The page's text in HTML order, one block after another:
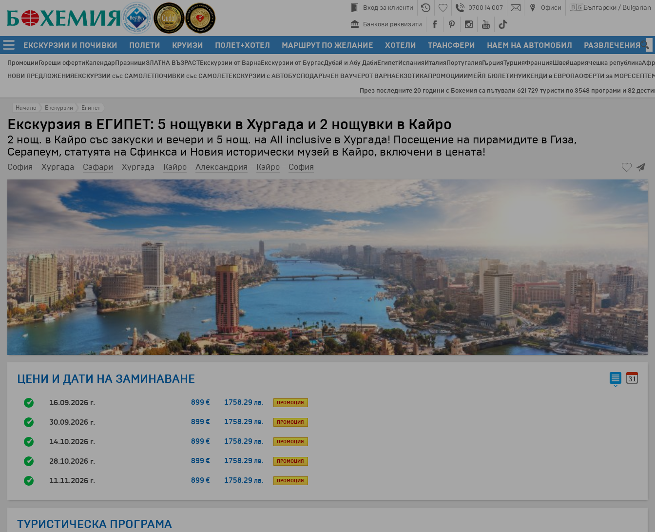
Вход за клиенти 0700 14 007 Офиси 🇧🇬Български / Bulgarian
Банкови реквизити
ЕКСКУРЗИИ И ПОЧИВКИ ПОЛЕТИ КРУИЗИ ПОЛЕТ+ХОТЕЛ МАРШРУТ ПО ЖЕЛАНИЕ ХОТЕЛИ ТРАНСФЕРИ НАЕМ НА АВТОМОБИЛ РАЗВЛЕЧЕНИЯ
ПромоцииГорещи офертиКалендарПразнициЗЛАТНА ВЪЗРАСТЕкскурзии от ВарнаЕкскурзии от БургасДубай и Абу ДабиЕгипетИспанияИталияПортугалияГърцияТурцияФранцияШвейцарияЧешка република
НОВИ ПРЕДЛОЖЕНИЯЕКСКУРЗИИ със САМОЛЕТПОЧИВКИ със САМОЛЕТЕКСКУРЗИИ с АВТОБУСПОДАРЪЧЕН ВАУЧЕРОТ ВАРНАЕКЗОТИКАПРОМОЦИИИМЕЙЛ БЮЛЕТИНУИКЕНДИ в ЕВРОПАОФЕРТИ за МОРЕ
През последните 20 години с Бохемия са пътували 621 729 туристи по 3548 програми и 82 дестинации в 6
Начало Екскурзии Египет
Екскурзия в ЕГИПЕТ: 5 нощувки в Хургада и 2 нощувки в Кайро
2 нощ. в Кайро със закуски и вечери и 5 нощ. на All inclusive в Хургада! Посещение на пирамидите в Гиза,
Серапеум, статуята на Сфинкса и Новия исторически музей в Кайро, включени в цената!
София – Хургада – Сафари – Хургада – Кайро – Александрия – Кайро – София
ЦЕНИ И ДАТИ НА ЗАМИНАВАНЕ
16.09.2026 г. 899 € 1758.29 лв. ПРОМОЦИЯ
30.09.2026 г. 899 € 1758.29 лв. ПРОМОЦИЯ
14.10.2026 г. 899 € 1758.29 лв. ПРОМОЦИЯ
28.10.2026 г. 899 € 1758.29 лв. ПРОМОЦИЯ
11.11.2026 г. 899 € 1758.29 лв. ПРОМОЦИЯ
ТУРИСТИЧЕСКА ПРОГРАМА